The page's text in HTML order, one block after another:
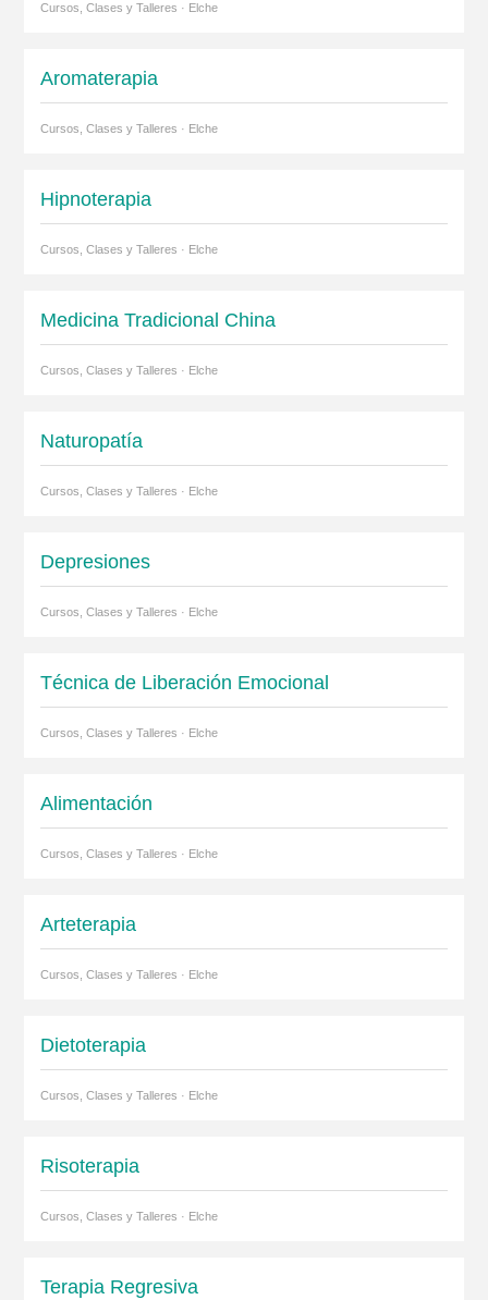
Cursos, Clases y Talleres · Elche
Aromaterapia
Cursos, Clases y Talleres · Elche
Hipnoterapia
Cursos, Clases y Talleres · Elche
Medicina Tradicional China
Cursos, Clases y Talleres · Elche
Naturopatía
Cursos, Clases y Talleres · Elche
Depresiones
Cursos, Clases y Talleres · Elche
Técnica de Liberación Emocional
Cursos, Clases y Talleres · Elche
Alimentación
Cursos, Clases y Talleres · Elche
Arteterapia
Cursos, Clases y Talleres · Elche
Dietoterapia
Cursos, Clases y Talleres · Elche
Risoterapia
Cursos, Clases y Talleres · Elche
Terapia Regresiva